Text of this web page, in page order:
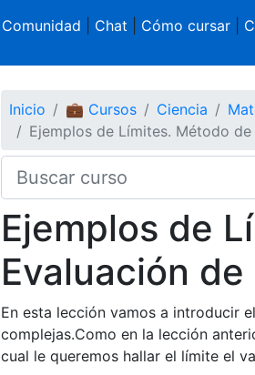
Comunidad Chat Cómo cursar|
Inicio 💼 Cursos Ciencia
Ejemplos de Límites. Método
Ejemplos de
Evaluación
En esta lección vamos a introducir
complejas.Como en la lección
cual le queremos hallar el límite el